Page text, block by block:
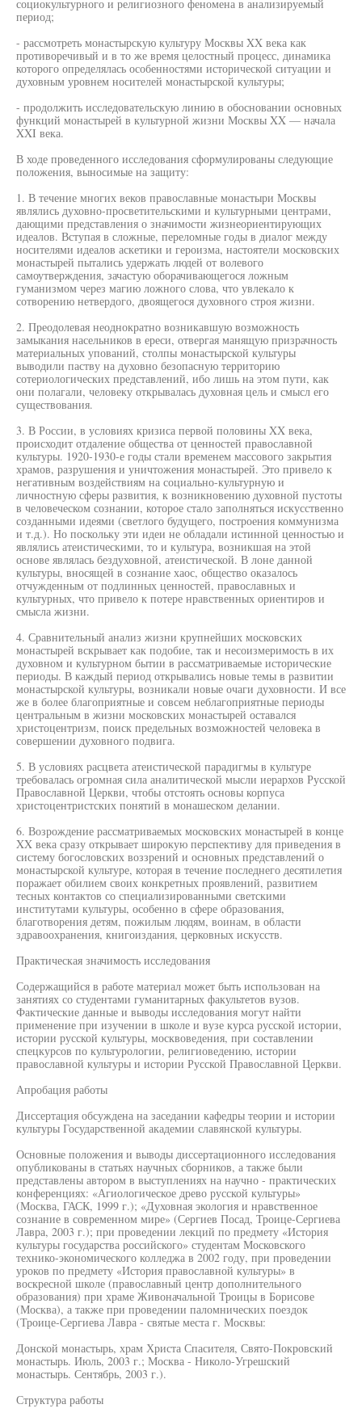
социокультурного и религиозного феномена в анализируемый
период;
- рассмотреть монастырскую культуру Москвы XX века как
противоречивый и в то же время целостный процесс, динамика
которого определялась особенностями исторической ситуации и
духовным уровнем носителей монастырской культуры;
- продолжить исследовательскую линию в обосновании основных
функций монастырей в культурной жизни Москвы XX — начала
XXI века.
В ходе проведенного исследования сформулированы следующие
положения, выносимые на защиту:
1. В течение многих веков православные монастыри Москвы
являлись духовно-просветительскими и культурными центрами,
дающими представления о значимости жизнеориентирующих
идеалов. Вступая в сложные, переломные годы в диалог между
носителями идеалов аскетики и героизма, настоятели московских
монастырей пытались удержать людей от волевого
самоутверждения, зачастую оборачивающегося ложным
гуманизмом через магию ложного слова, что увлекало к
сотворению нетвердого, двоящегося духовного строя жизни.
2. Преодолевая неоднократно возникавшую возможность
замыкания насельников в ереси, отвергая манящую призрачность
материальных упований, столпы монастырской культуры
выводили паству на духовно безопасную территорию
сотериологических представлений, ибо лишь на этом пути, как
они полагали, человеку открывалась духовная цель и смысл его
существования.
3. В России, в условиях кризиса первой половины XX века,
происходит отдаление общества от ценностей православной
культуры. 1920-1930-е годы стали временем массового закрытия
храмов, разрушения и уничтожения монастырей. Это привело к
негативным воздействиям на социально-культурную и
личностную сферы развития, к возникновению духовной пустоты
в человеческом сознании, которое стало заполняться искусственно
созданными идеями (светлого будущего, построения коммунизма
и т.д.). Но поскольку эти идеи не обладали истинной ценностью и
являлись атеистическими, то и культура, возникшая на этой
основе являлась бездуховной, атеистической. В лоне данной
культуры, вносящей в сознание хаос, общество оказалось
отчужденным от подлинных ценностей, православных и
культурных, что привело к потере нравственных ориентиров и
смысла жизни.
4. Сравнительный анализ жизни крупнейших московских
монастырей вскрывает как подобие, так и несоизмеримость в их
духовном и культурном бытии в рассматриваемые исторические
периоды. В каждый период открывались новые темы в развитии
монастырской культуры, возникали новые очаги духовности. И все
же в более благоприятные и совсем неблагоприятные периоды
центральным в жизни московских монастырей оставался
христоцентризм, поиск предельных возможностей человека в
совершении духовного подвига.
5. В условиях расцвета атеистической парадигмы в культуре
требовалась огромная сила аналитической мысли иерархов Русской
Православной Церкви, чтобы отстоять основы корпуса
христоцентристских понятий в монашеском делании.
6. Возрождение рассматриваемых московских монастырей в конце
XX века сразу открывает широкую перспективу для приведения в
систему богословских воззрений и основных представлений о
монастырской культуре, которая в течение последнего десятилетия
поражает обилием своих конкретных проявлений, развитием
тесных контактов со специализированными светскими
институтами культуры, особенно в сфере образования,
благотворения детям, пожилым людям, воинам, в области
здравоохранения, книгоиздания, церковных искусств.
Практическая значимость исследования
Содержащийся в работе материал может быть использован на
занятиях со студентами гуманитарных факультетов вузов.
Фактические данные и выводы исследования могут найти
применение при изучении в школе и вузе курса русской истории,
истории русской культуры, москвоведения, при составлении
спецкурсов по культурологии, религиоведению, истории
православной культуры и истории Русской Православной Церкви.
Апробация работы
Диссертация обсуждена на заседании кафедры теории и истории
культуры Государственной академии славянской культуры.
Основные положения и выводы диссертационного исследования
опубликованы в статьях научных сборников, а также были
представлены автором в выступлениях на научно - практических
конференциях: «Агиологическое древо русской культуры»
(Москва, ГАСК, 1999 г.); «Духовная экология и нравственное
сознание в современном мире» (Сергиев Посад, Троице-Сергиева
Лавра, 2003 г.); при проведении лекций по предмету «История
культуры государства российского» студентам Московского
технико-экономического колледжа в 2002 году, при проведении
уроков по предмету «История православной культуры» в
воскресной школе (православный центр дополнительного
образования) при храме Живоначальной Троицы в Борисове
(Москва), а также при проведении паломнических поездок
(Троице-Сергиева Лавра - святые места г. Москвы:
Донской монастырь, храм Христа Спасителя, Свято-Покровский
монастырь. Июль, 2003 г.; Москва - Николо-Угрешский
монастырь. Сентябрь, 2003 г.).
Структура работы